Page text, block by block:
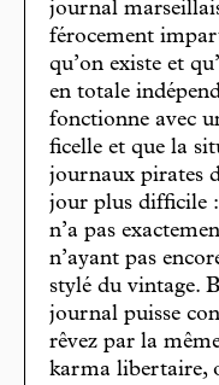
journal
férocement
qu’on existe et
en totale
fonctionne avec
ficelle et que la
journaux pirates
jour plus difficile
n’a pas
n’ayant pas
stylé du vintage.
journal puisse
rêvez par la
karma libertaire,